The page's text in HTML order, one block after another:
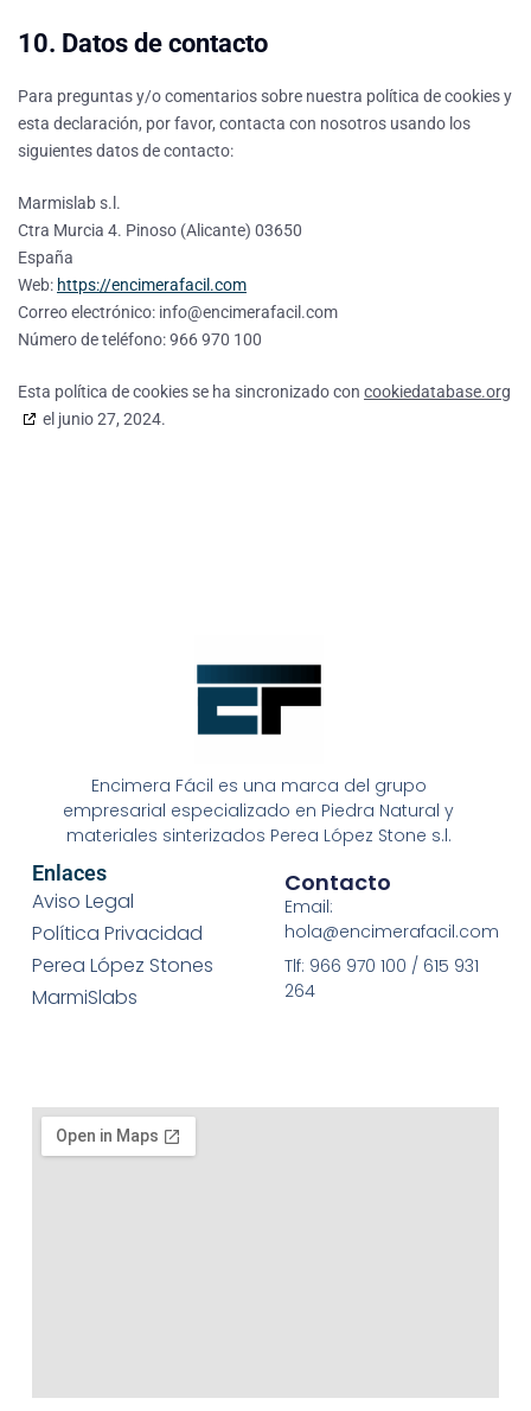
10. Datos de contacto
Para preguntas y/o comentarios sobre nuestra política de cookies y
esta declaración, por favor, contacta con nosotros usando los
siguientes datos de contacto:
Marmislab s.l.
Ctra Murcia 4. Pinoso (Alicante) 03650
España
Web: https://encimerafacil.com
Correo electrónico: info@encimerafacil.com
Número de teléfono: 966 970 100
Esta política de cookies se ha sincronizado con cookiedatabase.org
el junio 27, 2024.
Encimera Fácil es una marca del grupo
empresarial especializado en Piedra Natural y
materiales sinterizados Perea López Stone s.l.
Enlaces
Aviso Legal
Política Privacidad
Perea López Stones
MarmiSlabs
Contacto
Email:
hola@encimerafacil.com
Tlf: 966 970 100 / 615 931
264